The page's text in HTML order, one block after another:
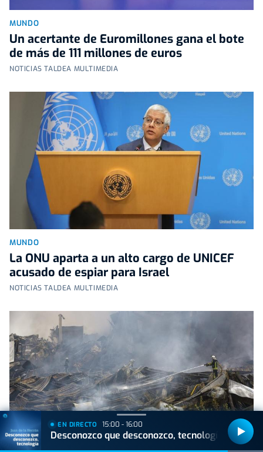
MUNDO
Un acertante de Euromillones gana el bote
de más de 111 millones de euros
NOTICIAS TALDEA MULTIMEDIA
MUNDO
La ONU aparta a un alto cargo de UNICEF
acusado de espiar para Israel
NOTICIAS TALDEA MULTIMEDIA
EN DIRECTO 15:00 - 16:00
Desconozco que desconozco, tecnología